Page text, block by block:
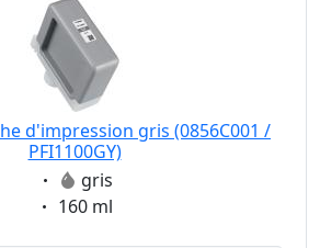
d'impression gris (0856C001 /
PFI1100GY)
Eigenschaft:
gris
Eigenschaft:
160 ml